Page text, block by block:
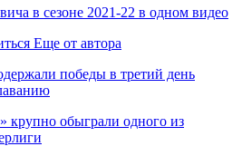
в сезоне 2021-22 в одном видео
Еще от автора
победы в третий день
крупно обыграли одного из